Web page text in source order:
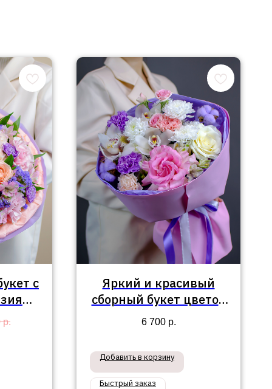
с
р.
Яркий и красивый
сборный букет цветов
№802
6 700 р.
Добавить в корзину
Быстрый заказ